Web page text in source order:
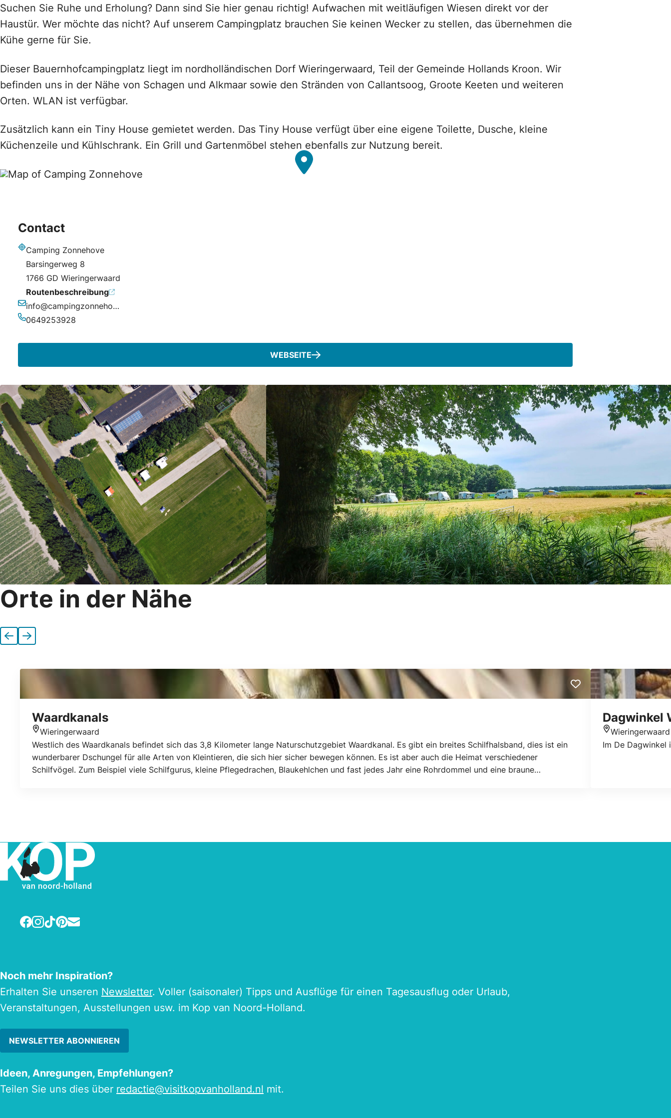
Suchen Sie Ruhe und Erholung? Dann sind Sie hier genau richtig! Aufwachen mit weitläufigen Wiesen direkt vor der
Haustür. Wer möchte das nicht? Auf unserem Campingplatz brauchen Sie keinen Wecker zu stellen, das übernehmen die
Kühe gerne für Sie.
Dieser Bauernhofcampingplatz liegt im nordholländischen Dorf Wieringerwaard, Teil der Gemeinde Hollands Kroon. Wir
befinden uns in der Nähe von Schagen und Alkmaar sowie den Stränden von Callantsoog, Groote Keeten und weiteren
Orten. WLAN ist verfügbar.
Zusätzlich kann ein Tiny House gemietet werden. Das Tiny House verfügt über eine eigene Toilette, Dusche, kleine
Küchenzeile und Kühlschrank. Ein Grill und Gartenmöbel stehen ebenfalls zur Nutzung bereit.
Contact
Adresse
Camping Zonnehove
Barsingerweg 8
1766 GD Wieringerwaard
Routenbeschreibung
E-Mail-Adresse
info@campingzonnehove.nl
0649253928
WEBSEITE
Orte in der Nähe
Vorherige
Nächste
Waardkanals
Standort
Wieringerwaard
Westlich des Waardkanals befindet sich das 3,8 Kilometer lange Naturschutzgebiet Waardkanal. Es gibt ein breites Schilfhalsband, dies ist ein
wunderbarer Dschungel für alle Arten von Kleintieren, die sich hier sicher bewegen können. Es ist aber auch die Heimat verschiedener
Schilfvögel. Zum Beispiel viele Schilfgurus, kleine Pflegedrachen, Blaukehlchen und fast jedes Jahr eine Rohrdommel und eine braune
Dagwinkel
Standort
Wieringerwaard
Im De Dagwinkel
Facebook
Instagram
TikTok
Pinterest
E-mail
Noch mehr Inspiration?
Erhalten Sie unseren Newsletter. Voller (saisonaler) Tipps und Ausflüge für einen Tagesausflug oder Urlaub,
Veranstaltungen, Ausstellungen usw. im Kop van Noord-Holland.
NEWSLETTER ABONNIEREN
Ideen, Anregungen, Empfehlungen?
Teilen Sie uns dies über redactie@visitkopvanholland.nl mit.